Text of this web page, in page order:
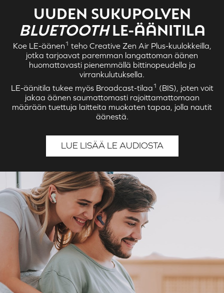
UUDEN SUKUPOLVEN
BLUETOOTHLE-ÄÄNITILA
Koe LE-äänen 1 teho Creative Zen Air Plus-kuulokkeilla,
jotka tarjoavat paremman langattoman äänen
huomattavasti pienemmällä bittinopeudella ja
virrankulutuksella.
LE-äänitila tukee myös Broadcast-tilaa 1 (BIS), joten voit
jakaa äänen saumattomasti rajoittamattomaan
määrään tuettuja laitteita muokaten tapaa, jolla nautit
äänestä.
LUE LISÄÄ LE AUDIOSTA